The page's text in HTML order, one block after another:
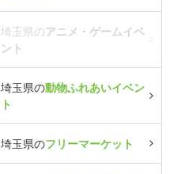
埼玉県のアニメ・ゲームイベ
ント
埼玉県の動物ふれあいイベン
ト
埼玉県のフリーマーケット